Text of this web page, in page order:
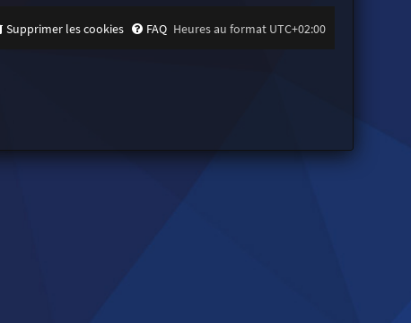
Heures au format UTC+02:00
FAQ
Supprimer les cookies